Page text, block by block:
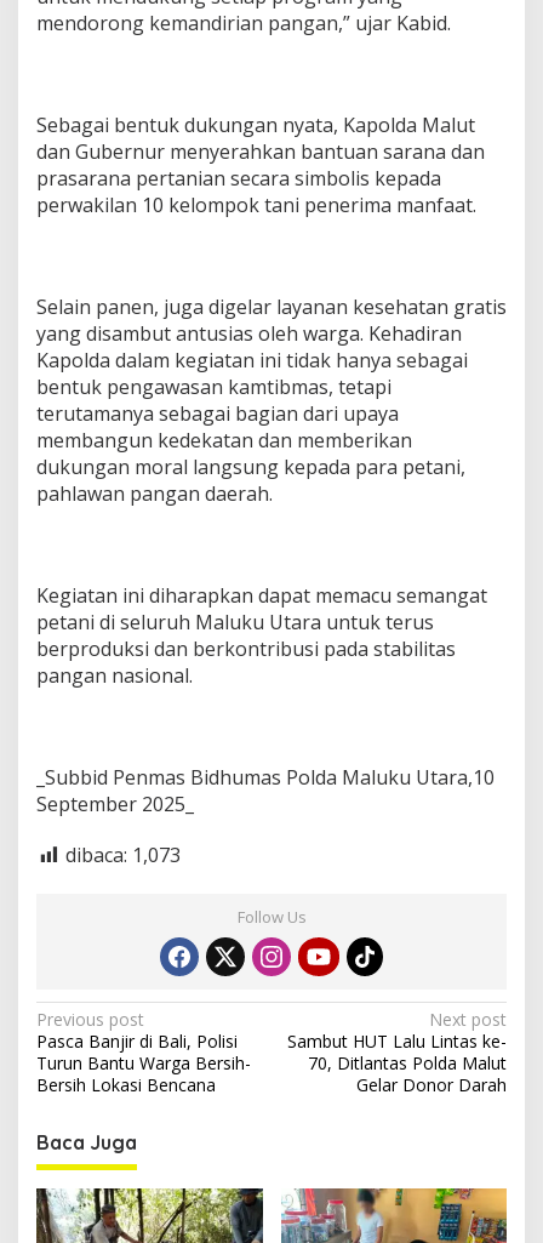
mendorong kemandirian pangan,” ujar Kabid.
Sebagai bentuk dukungan nyata, Kapolda Malut
dan Gubernur menyerahkan bantuan sarana dan
prasarana pertanian secara simbolis kepada
perwakilan 10 kelompok tani penerima manfaat.
Selain panen, juga digelar layanan kesehatan gratis
yang disambut antusias oleh warga. Kehadiran
Kapolda dalam kegiatan ini tidak hanya sebagai
bentuk pengawasan kamtibmas, tetapi
terutamanya sebagai bagian dari upaya
membangun kedekatan dan memberikan
dukungan moral langsung kepada para petani,
pahlawan pangan daerah.
Kegiatan ini diharapkan dapat memacu semangat
petani di seluruh Maluku Utara untuk terus
berproduksi dan berkontribusi pada stabilitas
pangan nasional.
_Subbid Penmas Bidhumas Polda Maluku Utara,10
September 2025_
dibaca: 1,073
Follow Us
P
o
s
t
n
a
v
Previous post
Pasca Banjir di Bali, Polisi
Turun Bantu Warga Bersih-
Bersih Lokasi Bencana
Next post
Sambut HUT Lalu Lintas ke-
70, Ditlantas Polda Malut
Gelar Donor Darah
Baca Juga